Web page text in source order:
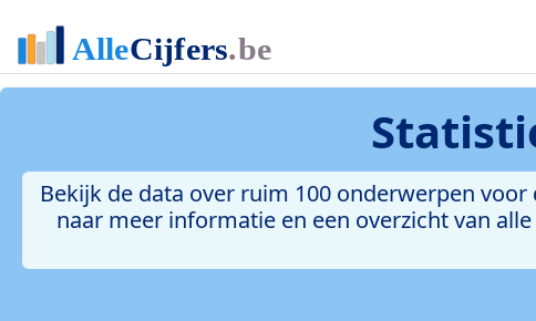
Bekijk de data over ruim 100 onderwerpen
naar meer informatie en een overzicht van